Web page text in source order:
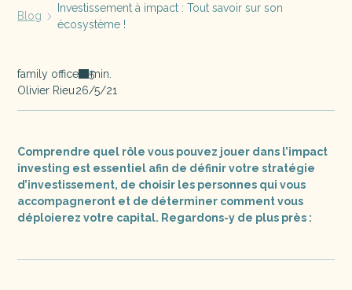
Blog
Investissement à impact : Tout savoir sur son
écosystème !
family office 5min.
Olivier Rieu26/5/21
Comprendre quel rôle vous pouvez jouer dans l’impact
investing est essentiel afin de définir votre stratégie
d’investissement, de choisir les personnes qui vous
accompagneront et de déterminer comment vous
déploierez votre capital. Regardons-y de plus près :